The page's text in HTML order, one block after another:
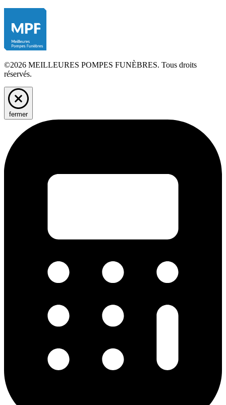
©2026 MEILLEURES POMPES FUNÈBRES. Tous droits
réservés.
fermer